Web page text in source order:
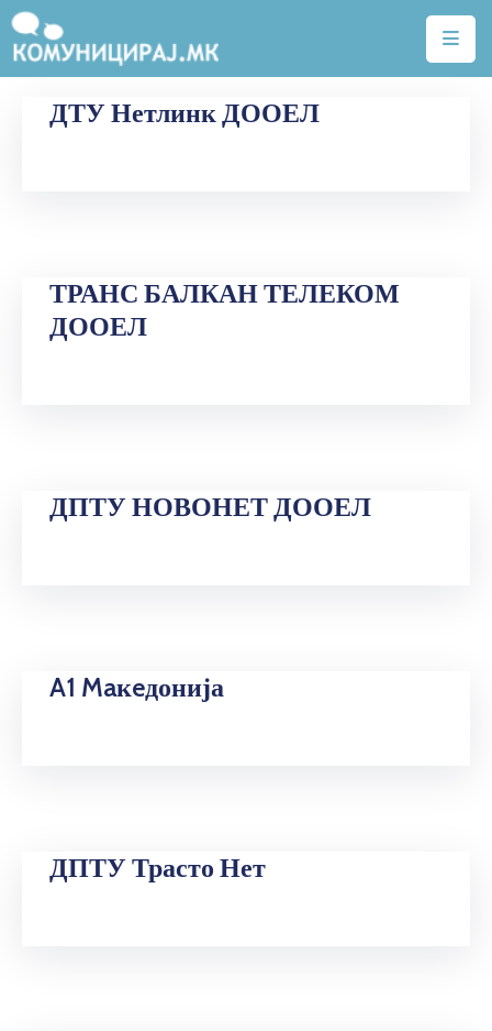
Алатки
Нејонизирачко
Прашања
ДТУ Нетлинк ДООЕЛ
ТРАНС БАЛКАН ТЕЛЕКОМ
ДООЕЛ
ДПТУ НОВОНЕТ ДООЕЛ
A1 Maкeдонија
ДПТУ Трасто Нет